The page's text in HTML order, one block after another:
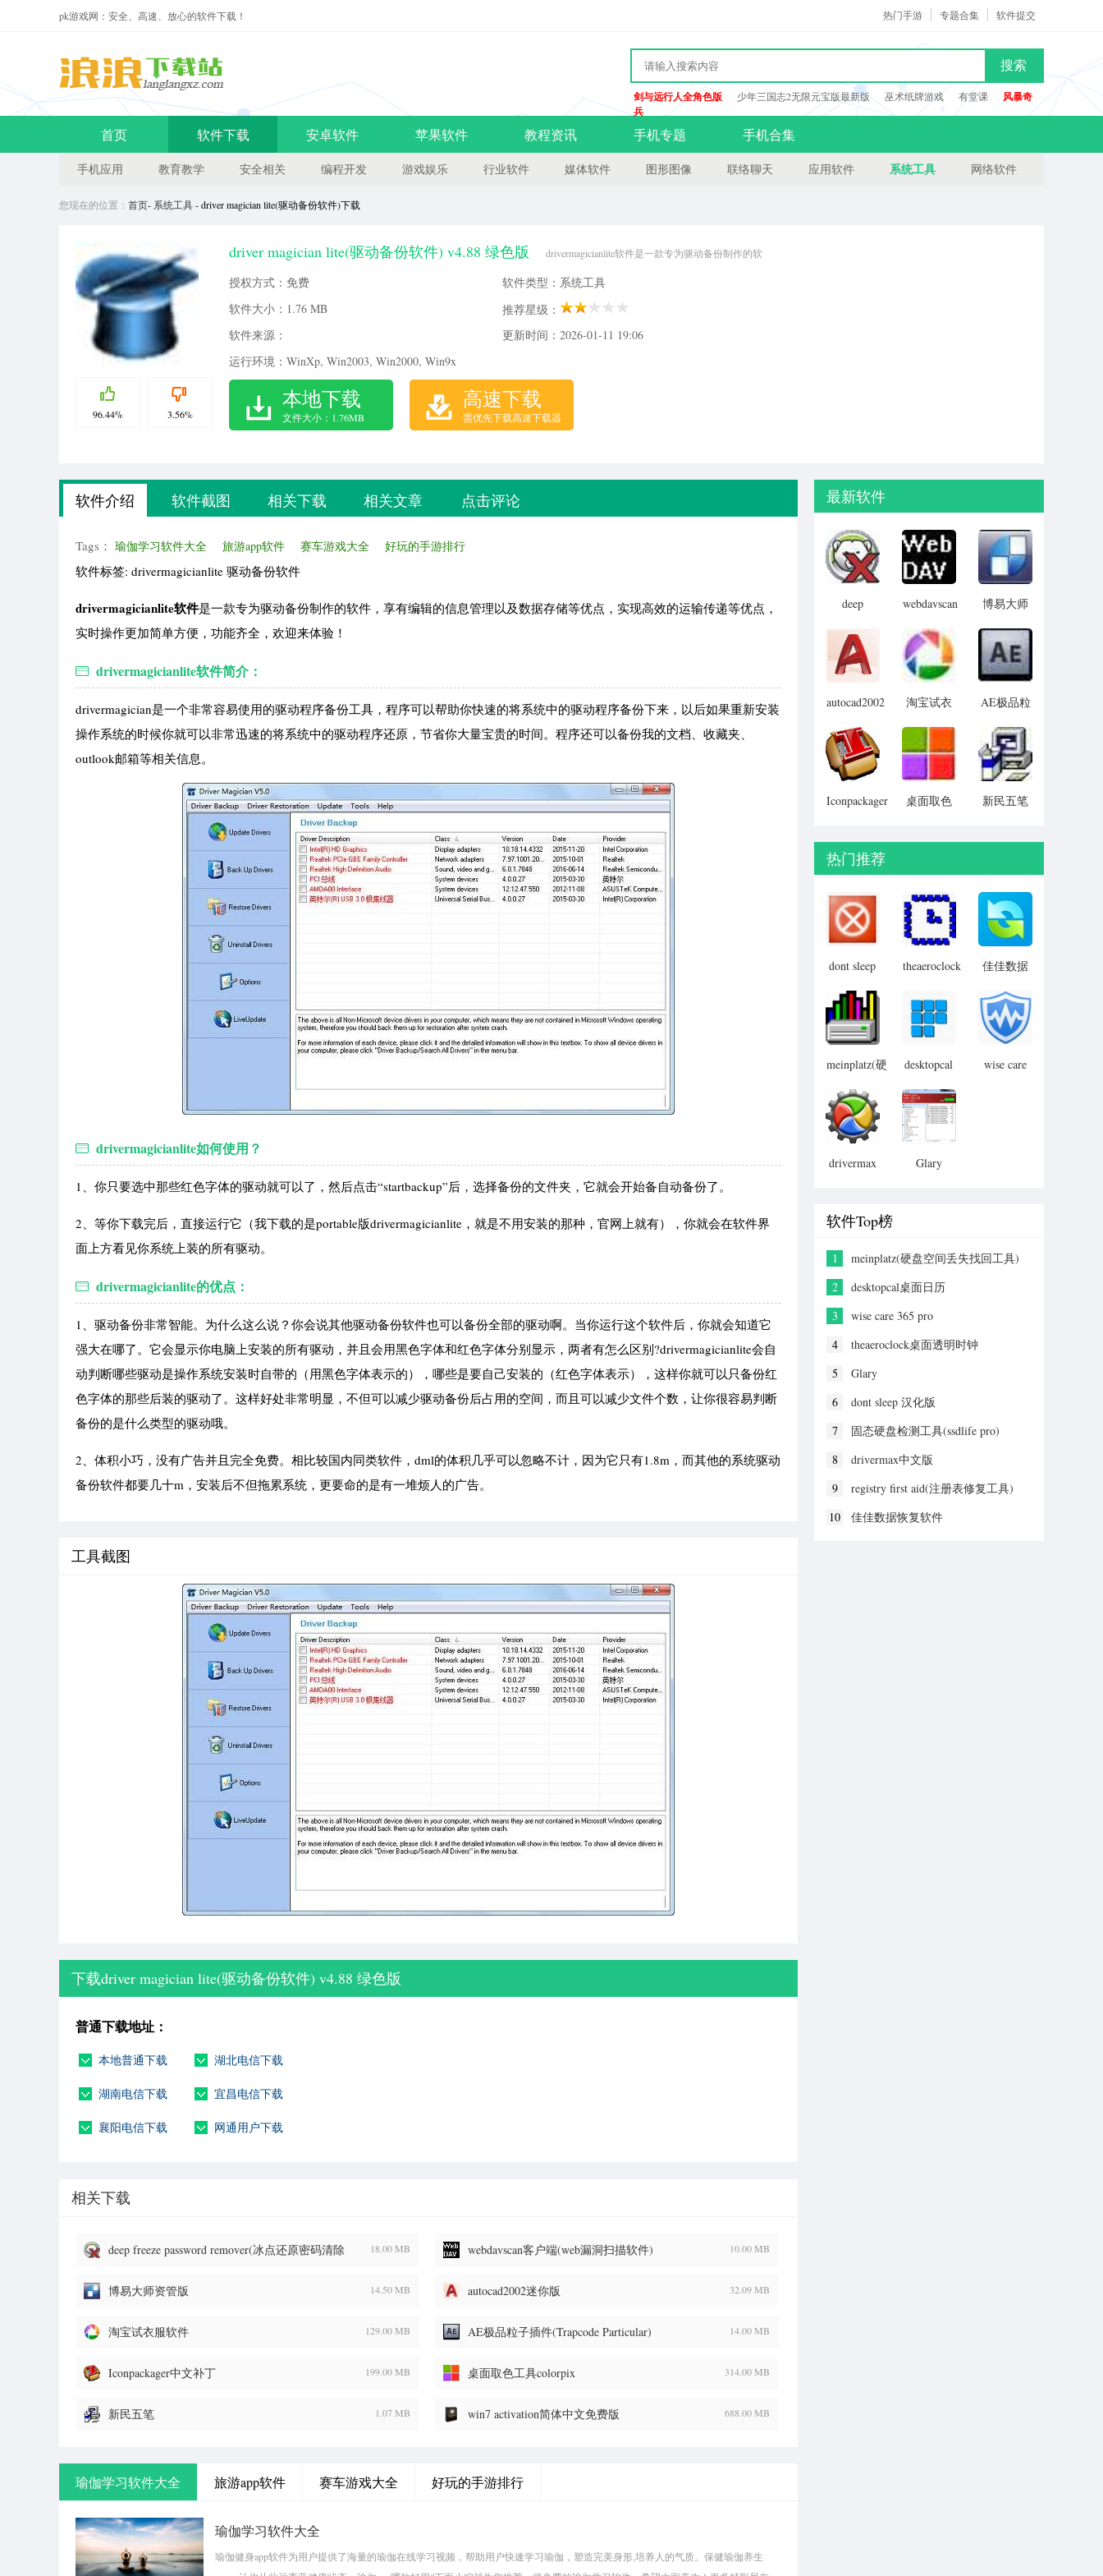
pk游戏网：安全、高速、放心的软件下载！ 软件提交
专题合集
热门手游
搜索
剑与远行人全角色版 少年三国志2无限元宝版最新版 巫术纸牌游戏 有堂课
风暴奇
兵
首页 软件下载 安卓软件 苹果软件 教程资讯 手机专题 手机合集
手机应用 教育教学 安全相关 编程开发 游戏娱乐 行业软件 媒体软件 图形图像 联络聊天 应用软件 系统工具 网络软件
您现在的位置： 首页- 系统工具- driver magician lite(驱动备份软件)下载
96.44% 3.56%
driver magician lite(驱动备份软件) v4.88 绿色版
drivermagicianlite软件是一款专为驱动备份制作的软
授权方式：免费
软件类型：系统工具
软件大小： 1.76 MB
推荐星级：
软件来源：
更新时间：2026-01-11 19:06
运行环境：WinXp, Win2003, Win2000, Win9x
本地下载
文件大小：1.76MB
高速下载
需优先下载高速下载器
软件介绍 软件截图 相关下载 相关文章 点击评论
Tags： 瑜伽学习软件大全 旅游app软件 赛车游戏大全 好玩的手游排行
软件标签: drivermagicianlite 驱动备份软件
drivermagicianlite软件是一款专为驱动备份制作的软件，享有编辑的信息管理以及数据存储等优点，实现高效的运输传递等优点，
实时操作更加简单方便，功能齐全，欢迎来体验！
drivermagicianlite软件简介：
drivermagician是一个非常容易使用的驱动程序备份工具，程序可以帮助你快速的将系统中的驱动程序备份下来，以后如果重新安装
操作系统的时候你就可以非常迅速的将系统中的驱动程序还原，节省你大量宝贵的时间。程序还可以备份我的文档、收藏夹、
outlook邮箱等相关信息。
drivermagicianlite如何使用？
1、你只要选中那些红色字体的驱动就可以了，然后点击“startbackup”后，选择备份的文件夹，它就会开始备自动备份了。
2、等你下载完后，直接运行它（我下载的是portable版drivermagicianlite，就是不用安装的那种，官网上就有），你就会在软件界
面上方看见你系统上装的所有驱动。
drivermagicianlite的优点：
1、驱动备份非常智能。为什么这么说？你会说其他驱动备份软件也可以备份全部的驱动啊。当你运行这个软件后，你就会知道它
强大在哪了。它会显示你电脑上安装的所有驱动，并且会用黑色字体和红色字体分别显示，两者有怎么区别?drivermagicianlite会自
动判断哪些驱动是操作系统安装时自带的（用黑色字体表示的），哪些是要自己安装的（红色字体表示），这样你就可以只备份红
色字体的那些后装的驱动了。这样好处非常明显，不但可以减少驱动备份后占用的空间，而且可以减少文件个数，让你很容易判断
备份的是什么类型的驱动哦。
2、体积小巧，没有广告并且完全免费。相比较国内同类软件，dml的体积几乎可以忽略不计，因为它只有1.8m，而其他的系统驱动
备份软件都要几十m，安装后不但拖累系统，更要命的是有一堆烦人的广告。
工具截图
下载driver magician lite(驱动备份软件) v4.88 绿色版
普通下载地址：
本地普通下载 湖北电信下载
湖南电信下载 宜昌电信下载
襄阳电信下载 网通用户下载
相关下载
deep freeze password remover(冰点还原密码清除
18.00 MB webdavscan客户端(web漏洞扫描软件) 10.00 MB
博易大师资管版 14.50 MB autocad2002迷你版 32.09 MB
淘宝试衣服软件 129.00 MB AE极品粒子插件(Trapcode Particular) 14.00 MB
Iconpackager中文补丁 199.00 MB 桌面取色工具colorpix 314.00 MB
新民五笔 1.07 MB win7 activation简体中文免费版 688.00 MB
瑜伽学习软件大全 旅游app软件 赛车游戏大全 好玩的手游排行
瑜伽学习软件大全
瑜伽健身app软件为用户提供了海量的瑜伽在线学习视频，帮助用户快速学习瑜伽，塑造完美身形,培养人的气质。保健瑜伽养生
最新软件
deep
password
remover(冰
点还原密
码清除器)
webdavscan
(web漏洞
扫描软件)
博易大师
autocad2002
淘宝试衣
AE极品粒
(Trapcode
Particular)
Iconpackager
桌面取色
新民五笔
热门推荐
dont sleep
theaeroclock
时钟
佳佳数据
meinplatz(硬
失找回工
具)
desktopcal
wise care
drivermax
Glary
软件Top榜
1
meinplatz(硬盘空间丢失找回工具)
2
desktopcal桌面日历
3
wise care 365 pro
4
theaeroclock桌面透明时钟
5
Glary
6
dont sleep 汉化版
7
固态硬盘检测工具(ssdlife pro)
8
drivermax中文版
9
registry first aid(注册表修复工具)
10
佳佳数据恢复软件